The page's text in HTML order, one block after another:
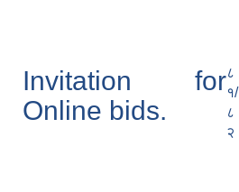
Invitation for
Online bids.
८
१/
८
२